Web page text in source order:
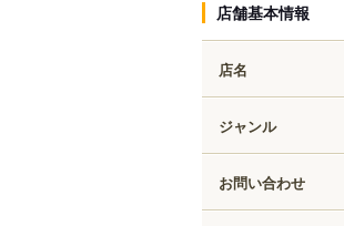
店舗基本情報
店名
ジャンル
お問い合わせ